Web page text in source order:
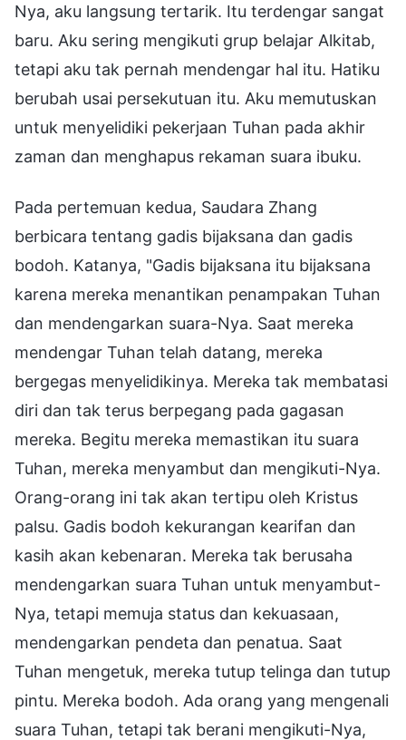
Nya, aku langsung tertarik. Itu terdengar sangat
baru. Aku sering mengikuti grup belajar Alkitab,
tetapi aku tak pernah mendengar hal itu. Hatiku
berubah usai persekutuan itu. Aku memutuskan
untuk menyelidiki pekerjaan Tuhan pada akhir
zaman dan menghapus rekaman suara ibuku.
Pada pertemuan kedua, Saudara Zhang
berbicara tentang gadis bijaksana dan gadis
bodoh. Katanya, "Gadis bijaksana itu bijaksana
karena mereka menantikan penampakan Tuhan
dan mendengarkan suara-Nya. Saat mereka
mendengar Tuhan telah datang, mereka
bergegas menyelidikinya. Mereka tak membatasi
diri dan tak terus berpegang pada gagasan
mereka. Begitu mereka memastikan itu suara
Tuhan, mereka menyambut dan mengikuti-Nya.
Orang-orang ini tak akan tertipu oleh Kristus
palsu. Gadis bodoh kekurangan kearifan dan
kasih akan kebenaran. Mereka tak berusaha
mendengarkan suara Tuhan untuk menyambut-
Nya, tetapi memuja status dan kekuasaan,
mendengarkan pendeta dan penatua. Saat
Tuhan mengetuk, mereka tutup telinga dan tutup
pintu. Mereka bodoh. Ada orang yang mengenali
suara Tuhan, tetapi tak berani mengikuti-Nya,